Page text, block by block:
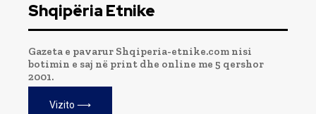
Shqipëria Etnike
Gazeta e pavarur Shqiperia-etnike.com nisi
botimin e saj në print dhe online me 5 qershor
2001.
Vizito ⟶